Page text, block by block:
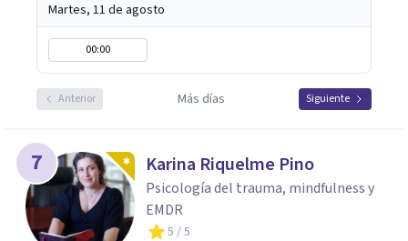
Martes, 11 de agosto
00:00
Anterior Más días Siguiente
7 Karina Riquelme Pino
Psicología del trauma, mindfulness y
EMDR
5 / 5